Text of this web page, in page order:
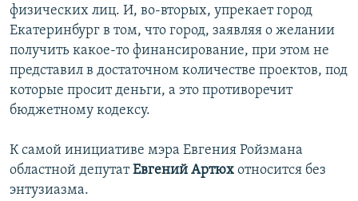
физических лиц. И, во-вторых, упрекает город
Екатеринбург в том, что город, заявляя о желании
получить какое-то финансирование, при этом не
представил в достаточном количестве проектов, под
которые просит деньги, а это противоречит
бюджетному кодексу.
К самой инициативе мэра Евгения Ройзмана
областной депутатЕвгений Артюх относится без
энтузиазма.